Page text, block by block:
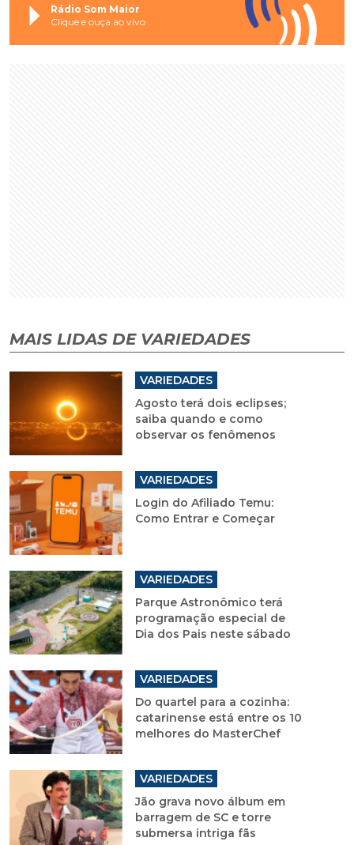
Rádio Som Maior
Clique e ouça ao vivo
MAIS LIDAS DE VARIEDADES
VARIEDADES
Agosto terá dois eclipses;
saiba quando e como
observar os fenômenos
VARIEDADES
Login do Afiliado Temu:
Como Entrar e Começar
VARIEDADES
Parque Astronômico terá
programação especial de
Dia dos Pais neste sábado
VARIEDADES
Do quartel para a cozinha:
catarinense está entre os 10
melhores do MasterChef
VARIEDADES
Jão grava novo álbum em
barragem de SC e torre
submersa intriga fãs